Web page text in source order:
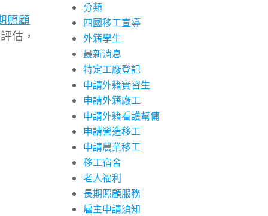
照顧
估，
分類
四國移工宣導
外籍學生
最新消息
特定工廠登記
申請外籍實習生
申請外籍廠工
申請外籍看護幫傭
申請營造移工
申請農業移工
移工宿舍
老人福利
長期照顧服務
雇主申請須知